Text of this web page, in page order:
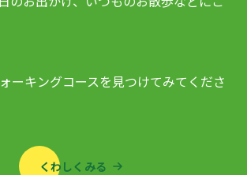
ーキングコースを見つけてみてくださ
くわしくみる